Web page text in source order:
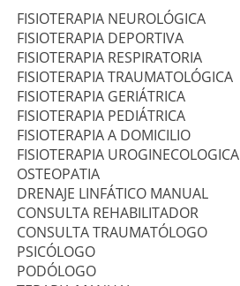
FISIOTERAPIA NEUROLÓGICA
FISIOTERAPIA DEPORTIVA
FISIOTERAPIA RESPIRATORIA
FISIOTERAPIA TRAUMATOLÓGICA
FISIOTERAPIA GERIÁTRICA
FISIOTERAPIA PEDIÁTRICA
FISIOTERAPIA A DOMICILIO
FISIOTERAPIA UROGINECOLOGICA
OSTEOPATIA
DRENAJE LINFÁTICO MANUAL
CONSULTA REHABILITADOR
CONSULTA TRAUMATÓLOGO
PSICÓLOGO
PODÓLOGO